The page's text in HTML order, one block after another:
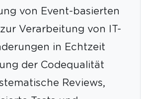
von Event-basierten
Verarbeitung von IT-
in Echtzeit
der Codequalität
Reviews,